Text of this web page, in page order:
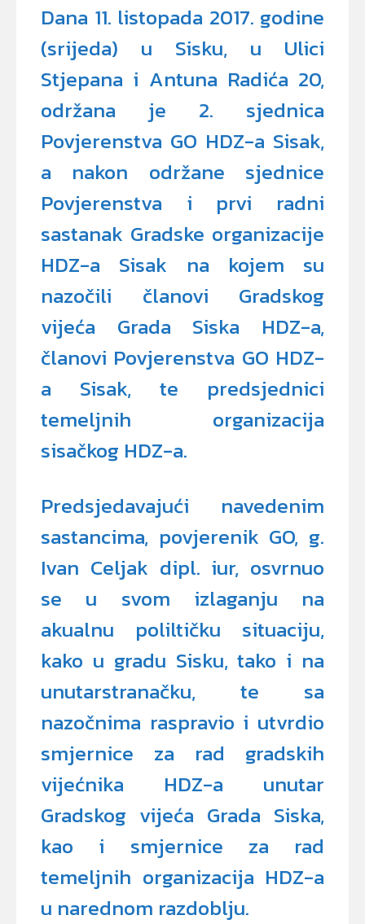
Dana 11. listopada 2017. godine
(srijeda) u Sisku, u Ulici
Stjepana i Antuna Radića 20,
održana je 2. sjednica
Povjerenstva GO HDZ-a Sisak,
a nakon održane sjednice
Povjerenstva i prvi radni
sastanak Gradske organizacije
HDZ-a Sisak na kojem su
nazočili članovi Gradskog
vijeća Grada Siska HDZ-a,
članovi Povjerenstva GO HDZ-
a Sisak, te predsjednici
temeljnih organizacija
sisačkog HDZ-a.
Predsjedavajući navedenim
sastancima, povjerenik GO, g.
Ivan Celjak dipl. iur, osvrnuo
se u svom izlaganju na
akualnu poliltičku situaciju,
kako u gradu Sisku, tako i na
unutarstranačku, te sa
nazočnima raspravio i utvrdio
smjernice za rad gradskih
vijećnika HDZ-a unutar
Gradskog vijeća Grada Siska,
kao i smjernice za rad
temeljnih organizacija HDZ-a
u narednom razdoblju.